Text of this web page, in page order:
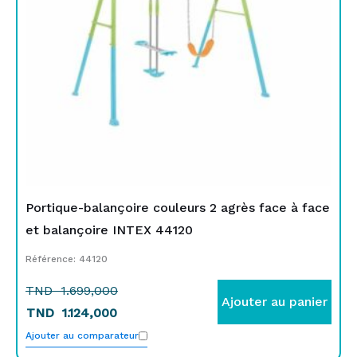
Portique-balançoire couleurs 2 agrès face à face
et balançoire INTEX 44120
Référence: 44120
TND1.699,000
TND 1.124,000
Ajouter au panier
Ajouter au comparateur